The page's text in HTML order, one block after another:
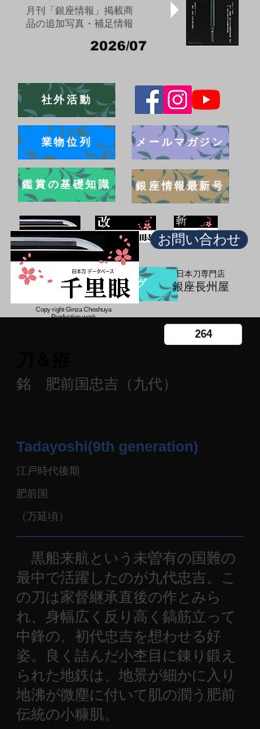
月刊「銀座情報」掲載商
品の追加写真・補足情報
2026/07
社外活動
業物位列
鑑賞の基礎知識
メールマガジン
銀座情報最新号
ブログ
お問い合わせ
日本刀専門店
​銀座長州屋
Copy right Ginza Choshuya
Production work
銘 肥前国忠吉（九代）
Tadayoshi(9th generation)
江戸時代後期
肥前国
（万延頃）
黒船来航という未曽有の国難の
最中で活躍したのが九代忠吉。こ
の刀は家督継承直後の作とみら
れ、身幅広く反り高く鎬筋立って
中鋒の、初代忠吉を想わせる好
姿。良く詰んだ小杢目に錬り鍛え
られた地鉄は、地景が細かに入り
地沸が微塵に付いて肌の潤う肥前
伝統の小糠肌。